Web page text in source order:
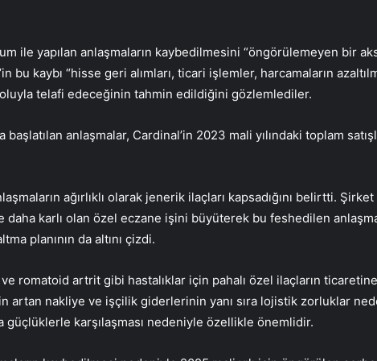
ile yapılan anlaşmaların kaybedilmesini “öngörülemeyen bir
bu kaybı “hisse geri alımları, ticari işlemler, harcamaların
telafi edeceğinin tahmin edildiğini gözlemlediler.
başlatılan anlaşmalar, Cardinal’in 2023 mali yılındaki toplam
ağırlıklı olarak jenerik ilaçları kapsadığını belirtti. Şirket
karlı olan özel eczane işini büyüterek bu feshedilen
planının da altını çizdi.
romatoid artrit gibi hastalıklar için pahalı özel ilaçların
artan nakliye ve işçilik giderlerinin yanı sıra lojistik zorluklar
güçlüklerle karşılaşması nedeniyle özellikle önemlidir.